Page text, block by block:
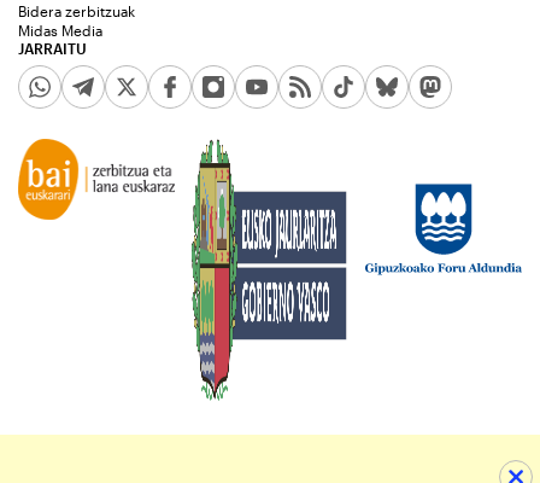
JARRAITU
Bidera zerbitzuak
Midas Media